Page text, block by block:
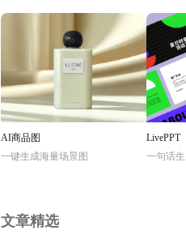
AI商品图
一键生成海量场景图
LivePPT
一句话
文章精选